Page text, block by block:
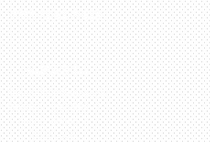
0813-1054-7548
JAKARTA
Perumahan Boulevard
Taman Surya 3 Blok h2,
No.27, Jakarta –
Indonesia